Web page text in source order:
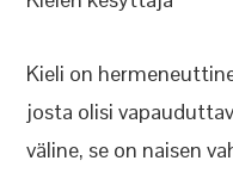
Kieli on
josta olisi
väline, se on naisen